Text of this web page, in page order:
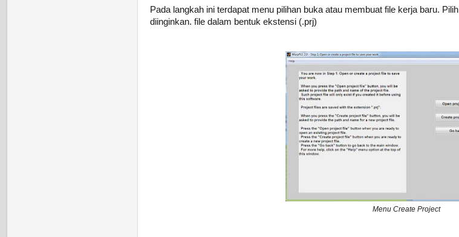
Pada langkah ini terdapat menu pilihan buka atau membuat file kerja baru. Pilih
diinginkan. file dalam bentuk ekstensi (.prj)
Menu Create Project